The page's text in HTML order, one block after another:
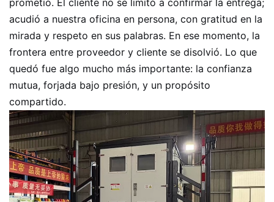
prometió. El cliente no se limitó a confirmar la entrega;
acudió a nuestra oficina en persona, con gratitud en la
mirada y respeto en sus palabras. En ese momento, la
frontera entre proveedor y cliente se disolvió. Lo que
quedó fue algo mucho más importante: la confianza
mutua, forjada bajo presión, y un propósito
compartido.